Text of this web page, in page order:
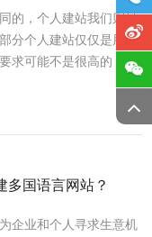
的，个人建站我们则是
分个人建站仅仅是用于
求可能不是很高的，而
多国语言网站？
企业和个人寻求生意机